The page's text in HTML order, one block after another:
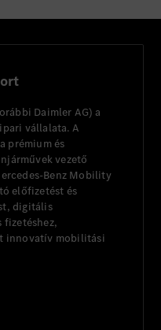
Daimler AG) a
vállalata. A
prémium és
vezető
Benz Mobility
előfizetést és
digitális
fizetéshez,
innovatív mobilitási